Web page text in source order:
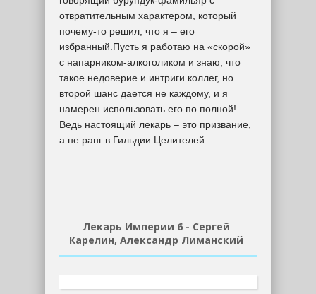
отвратительным характером, который
почему-то решил, что я – его
избранный.Пусть я работаю на «скорой»
с напарником-алкоголиком и знаю, что
такое недоверие и интриги коллег, но
второй шанс дается не каждому, и я
намерен использовать его по полной!
Ведь настоящий лекарь – это призвание,
а не ранг в Гильдии Целителей.
Лекарь Империи 6 - Сергей
Карелин, Александр Лиманский